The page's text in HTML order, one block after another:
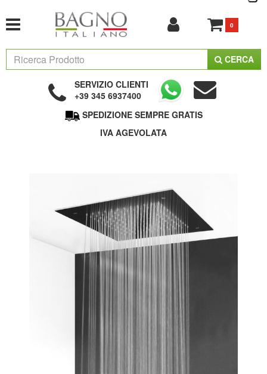
0
CERCA
SERVIZIO CLIENTI
+39 345 6937400
SPEDIZIONE SEMPRE GRATIS
IVA AGEVOLATA